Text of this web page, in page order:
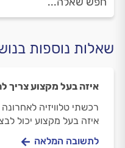
שאלות נוספות
איזה בעל מקצוע צריך
רכשתי טלוויזיה
איזה בעל מקצוע יכול
לתשובה המלאה